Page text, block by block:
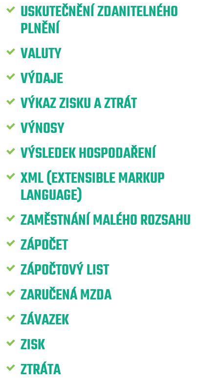
USKUTEČNĚNÍ ZDANITELNÉHO
PLNĚNÍ
VALUTY
VÝDAJE
VÝKAZ ZISKU A ZTRÁT
VÝNOSY
VÝSLEDEK HOSPODAŘENÍ
XML (EXTENSIBLE MARKUP
LANGUAGE)
ZAMĚSTNÁNÍ MALÉHO ROZSAHU
ZÁPOČET
ZÁPOČTOVÝ LIST
ZARUČENÁ MZDA
ZÁVAZEK
ZISK
ZTRÁTA